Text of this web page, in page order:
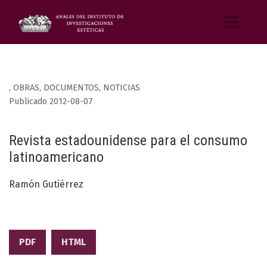
, OBRAS, DOCUMENTOS, NOTICIAS
Revista estadounidense para el consumo
latinoamericano
Publicado 2012-08-07
Ramón Gutiérrez
PDF HTML